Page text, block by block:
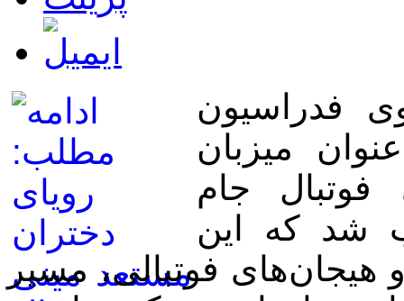
فدراسیون
میزبان
جام
شد که این
هیجان‌های فوتبالی، مسیر